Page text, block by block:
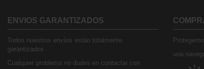
ENVIOS GARANTIZADOS
Todos nuestros envíos están totalmente
garantizados
Cualquier problema no dudes en contactar con
una